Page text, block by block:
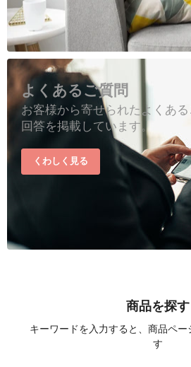
よくあるご質問
お客様から寄せられたよくある
回答を掲載しています。
くわしく見る
商品を探す
キーワードを入力すると、商品ペー
す